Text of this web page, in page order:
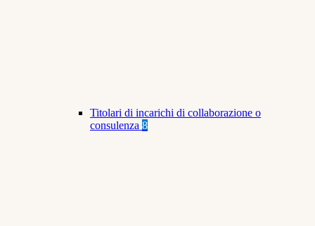
Titolari di incarichi di collaborazione o
consulenza 8